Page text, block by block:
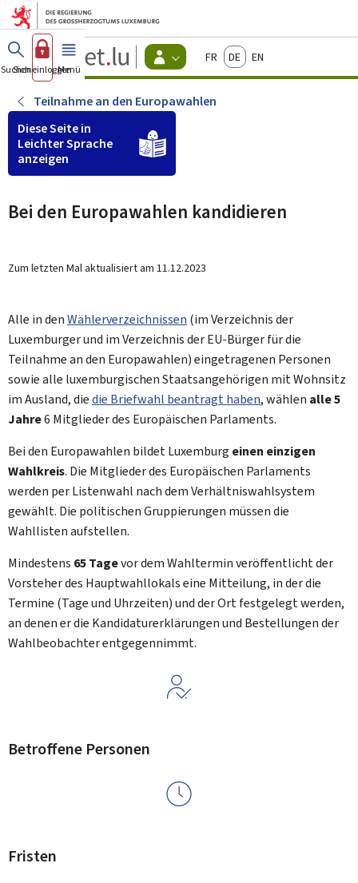
Zum Hauptmenü
Zum Inhalt
Guichet.lu
Changer
d'espace
Menu
actif
FrançaisDeutschEnglish
Suchen
Sich einloggen
Menü Haupt-
Teilnahme an den Europawahlen
Diese Seite in
Leichter Sprache
anzeigen
Bei den Europawahlen kandidieren
Zum letzten Mal aktualisiert am 11.12.2023
Alle in denWählerverzeichnissen (im Verzeichnis der
Luxemburger und im Verzeichnis der EU-Bürger für die
Teilnahme an den Europawahlen) eingetragenen Personen
sowie alle luxemburgischen Staatsangehörigen mit Wohnsitz
im Ausland, diedie Briefwahl beantragt haben, wählen alle 5
Jahre6 Mitglieder des Europäischen Parlaments.
Bei den Europawahlen bildet Luxemburg einen einzigen
Wahlkreis. Die Mitglieder des Europäischen Parlaments
werden per Listenwahl nach dem Verhältniswahlsystem
gewählt. Die politischen Gruppierungen müssen die
Wahllisten aufstellen.
Mindestens 65 Tagevor dem Wahltermin veröffentlicht der
Vorsteher des Hauptwahllokals eine Mitteilung, in der die
Termine (Tage und Uhrzeiten) und der Ort festgelegt werden,
an denen er die Kandidaturerklärungen und Bestellungen der
Wahlbeobachter entgegennimmt.
Betroffene Personen
Fristen